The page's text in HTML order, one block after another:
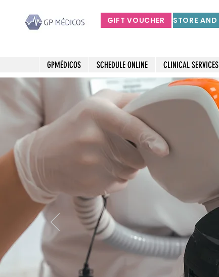
GIFT VOUCHER
GPMÉDICOS SCHEDULE ONLINE CLINICAL SERVICES